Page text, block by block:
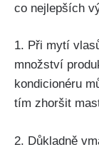
co nejlepších
1. Při mytí
množství‌
kondicionéru
tím zhoršit
2. Důkladně